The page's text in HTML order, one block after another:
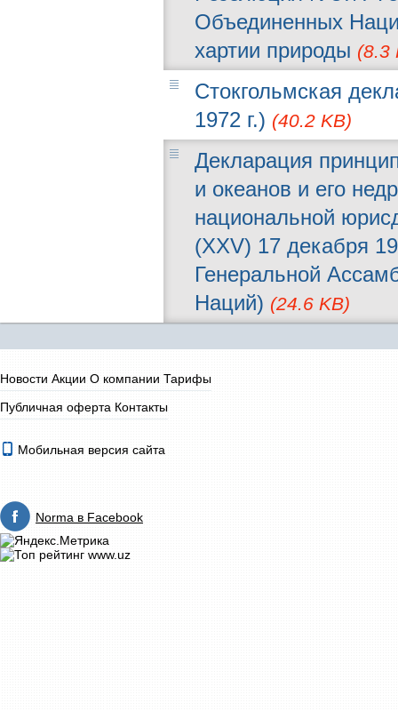
Объединенных
хартии природы (8.3
Стокгольмская
1972 г.) (40.2 KB)
Декларация
и океанов и его
национальной
(XXV) 17 декабря
Генеральной
Наций) (24.6 KB)
Новости Акции О компании Тарифы
Публичная оферта Контакты
Мобильная версия сайта
Norma в Facebook